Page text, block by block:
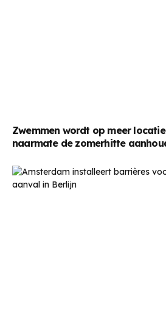
Zwemmen wordt op meer
naarmate de zomerhitte